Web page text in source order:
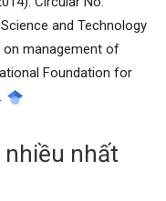
and Technology
on management of
Foundation for
nhiều nhất